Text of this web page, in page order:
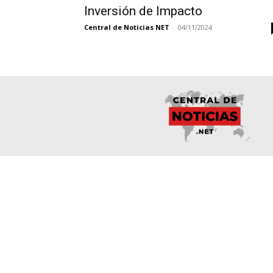
Inversión de Impacto
Central de Noticias NET - 04/11/2024